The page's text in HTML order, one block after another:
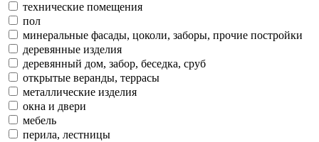
технические помещения
пол
минеральные фасады, цоколи, заборы, прочие постройки
деревянные изделия
деревянный дом, забор, беседка, сруб
открытые веранды, террасы
металлические изделия
окна и двери
мебель
перила, лестницы